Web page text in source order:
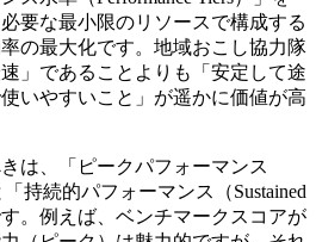
要な最小限のリソースで構成する
の最大化です。地域おこし協力隊
」であることよりも「安定して途
いやすいこと」が遥かに価値が高
は、「ピークパフォーマンス
「持続的パフォーマンス（Sustained
す。例えば、ベンチマークスコアが